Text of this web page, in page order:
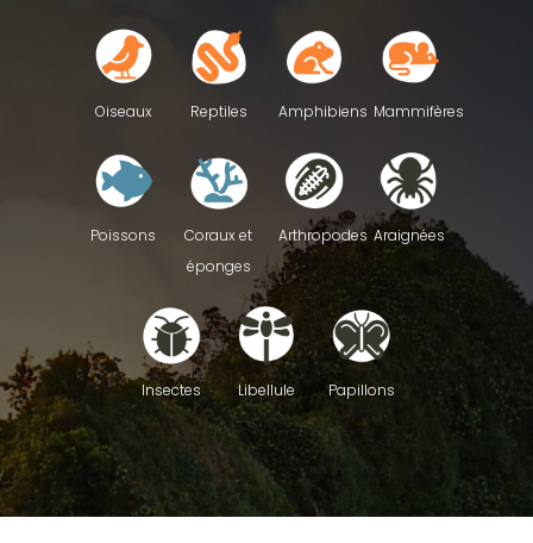
Oiseaux Reptiles Amphibiens Mammifères
Poissons
Coraux et
éponges
Arthropodes Araignées
Insectes Libellule Papillons